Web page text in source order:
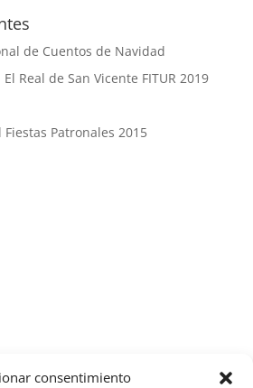
consentimiento
de Cuentos de Navidad
Real de San Vicente FITUR 2019
Patronales 2015